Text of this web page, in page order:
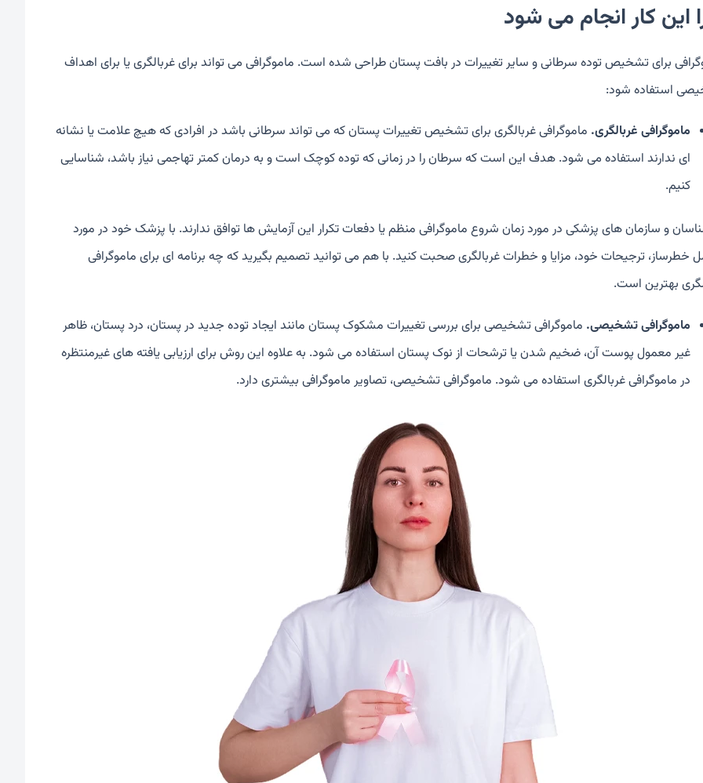
این کار انجام می شود
برای تشخیص توده سرطانی و سایر تغییرات در بافت پستان طراحی شده است. ماموگرافی می تواند برای غربالگری یا برای اهداف
استفاده شود:
ماموگرافی غربالگری. ماموگرافی غربالگری برای تشخیص تغییرات پستان که می تواند سرطانی باشد در افرادی که هیچ علامت یا نشانه
ای ندارند استفاده می شود. هدف این است که سرطان را در زمانی که توده کوچک است و به درمان کمتر تهاجمی نیاز باشد، شناسایی
کنیم.
و سازمان های پزشکی در مورد زمان شروع ماموگرافی منظم یا دفعات تکرار این آزمایش ها توافق ندارند. با پزشک خود در مورد
خطرساز، ترجیحات خود، مزایا و خطرات غربالگری صحبت کنید. با هم می توانید تصمیم بگیرید که چه برنامه ای برای ماموگرافی
بهترین است.
ماموگرافی تشخیصی. ماموگرافی تشخیصی برای بررسی تغییرات مشکوک پستان مانند ایجاد توده جدید در پستان، درد پستان، ظاهر
غیر معمول پوست آن، ضخیم شدن یا ترشحات از نوک پستان استفاده می شود. به علاوه این روش برای ارزیابی یافته های غیرمنتظره
در ماموگرافی غربالگری استفاده می شود. ماموگرافی تشخیصی، تصاویر ماموگرافی بیشتری دارد.